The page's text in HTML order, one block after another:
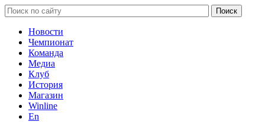
Новости
Чемпионат
Команда
Медиа
Клуб
История
Магазин
Winline
En